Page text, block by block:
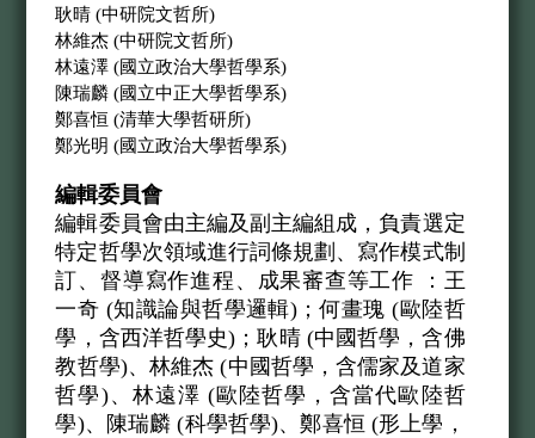
耿晴 (中研院文哲所)
林維杰 (中研院文哲所)
林遠澤 (國立政治大學哲學系)
陳瑞麟 (國立中正大學哲學系)
鄭喜恒 (清華大學哲研所)
鄭光明 (國立政治大學哲學系)
編輯委員會
編輯委員會由主編及副主編組成，負責選定
特定哲學次領域進行詞條規劃、寫作模式制
訂、督導寫作進程、成果審查等工作 ：王
一奇 (知識論與哲學邏輯)；何畫瑰 (歐陸哲
學，含西洋哲學史)；耿晴 (中國哲學，含佛
教哲學)、林維杰 (中國哲學，含儒家及道家
哲學)、林遠澤 (歐陸哲學，含當代歐陸哲
學)、陳瑞麟 (科學哲學)、鄭喜恒 (形上學，